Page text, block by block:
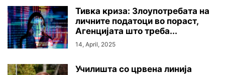
Тивка криза: Злоупотребата на
личните податоци во пораст,
Агенцијата што треба...
14, April, 2025
Училишта со црвена линија